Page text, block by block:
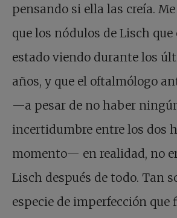
pensando si ella las creía.
que los nódulos de Lisch
estado viendo durante los
años, y que el oftalmólogo
—a pesar de no haber
incertidumbre entre los dos
momento— en realidad, no
Lisch después de todo. Tan
especie de imperfección que